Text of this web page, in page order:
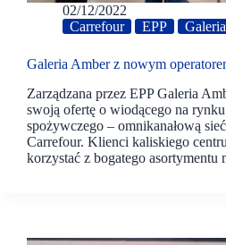
02/12/2022
Carrefour
EPP
Galeria Amber z nowym
Zarządzana przez EPP Galeria
swoją ofertę o wiodącego na
spożywczego – omnikanałową
Carrefour. Klienci kaliskiego
korzystać z bogatego